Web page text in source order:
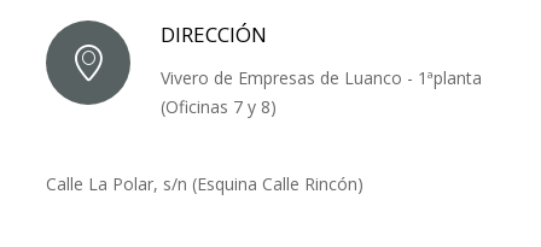
DIRECCIÓN
Vivero de Empresas de Luanco - 1ªplanta
(Oficinas 7 y 8)
Calle La Polar, s/n (Esquina Calle Rincón)